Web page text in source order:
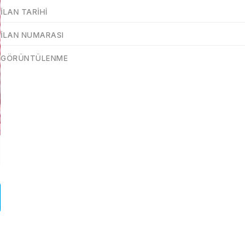
İLAN TARIHI
İLAN NUMARASI
GÖRÜNTÜLENME